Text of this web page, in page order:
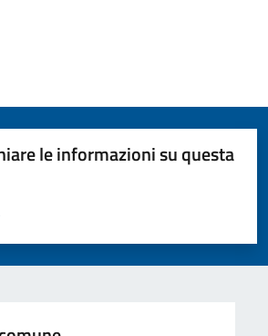
le informazioni su questa
5 stelle su 5
stelle su 5
su 5
5